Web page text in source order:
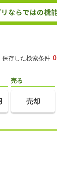
保存した検索条件 0
売る
売却